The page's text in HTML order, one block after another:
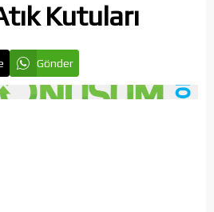
Kutuları
Gönder